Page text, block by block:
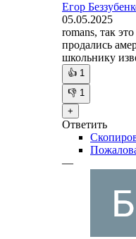
Егор
05.05.2025
romans, так
продались
школьнику
👍 1
👎 1
+
Ответить
—